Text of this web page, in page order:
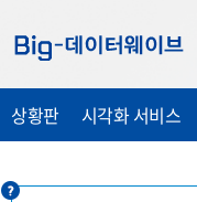
가
가
가
상황판 시각화 서비스